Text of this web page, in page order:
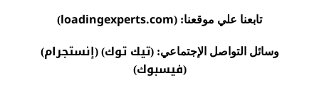
تابعنا علي موقعنا: (loadingexperts.com
)
وسائل التواصل الإجتماعي: (تيك توك) (إنستجرام)
(فيسبوك)